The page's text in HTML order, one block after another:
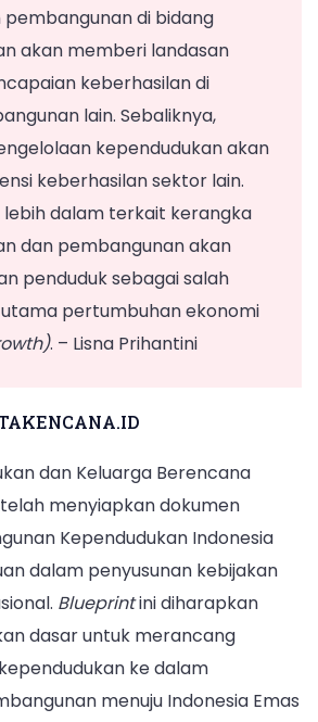
pembangunan di bidang
akan memberi landasan
keberhasilan di
lain. Sebaliknya,
kependudukan akan
keberhasilan sektor lain.
lebih dalam terkait kerangka
dan pembangunan akan
penduduk sebagai salah
pertumbuhan ekonomi
. – Lisna Prihantini
dan Keluarga Berencana
telah menyiapkan dokumen
Kependudukan Indonesia
dalam penyusunan kebijakan
Blueprintini diharapkan
dasar untuk merancang
ke dalam
menuju Indonesia Emas